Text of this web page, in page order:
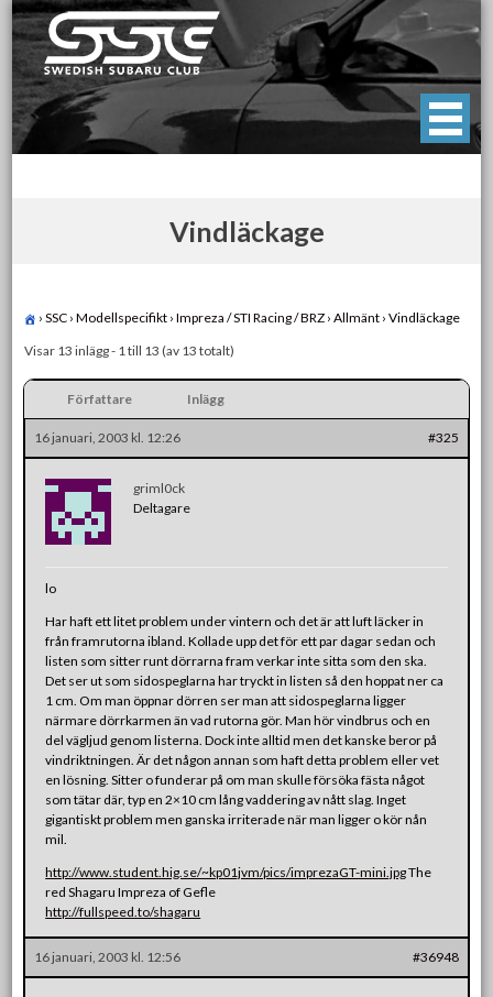
Skip
to
content
Swedish Subaru Club
För oss som älskar Subaru!
Vindläckage
› SSC › Modellspecifikt › Impreza / STI Racing / BRZ › Allmänt › Vindläckage
Visar 13 inlägg - 1 till 13 (av 13 totalt)
Författare Inlägg
16 januari, 2003 kl. 12:26 #325
griml0ck
Deltagare
lo
Har haft ett litet problem under vintern och det är att luft läcker in
från framrutorna ibland. Kollade upp det för ett par dagar sedan och
listen som sitter runt dörrarna fram verkar inte sitta som den ska.
Det ser ut som sidospeglarna har tryckt in listen så den hoppat ner ca
1 cm. Om man öppnar dörren ser man att sidospeglarna ligger
närmare dörrkarmen än vad rutorna gör. Man hör vindbrus och en
del vägljud genom listerna. Dock inte alltid men det kanske beror på
vindriktningen. Är det någon annan som haft detta problem eller vet
en lösning. Sitter o funderar på om man skulle försöka fästa något
som tätar där, typ en 2×10 cm lång vaddering av nått slag. Inget
gigantiskt problem men ganska irriterade när man ligger o kör nån
mil.
http://www.student.hig.se/~kp01jvm/pics/imprezaGT-mini.jpgThe
red Shagaru Impreza of Gefle
http://fullspeed.to/shagaru
16 januari, 2003 kl. 12:56 #36948